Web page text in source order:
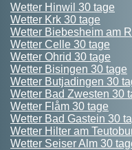
Wetter Hinwil 30 tage
Wetter Krk 30 tage
Wetter Biebesheim am
Wetter Celle 30 tage
Wetter Ohrid 30 tage
Wetter Bisingen 30 tage
Wetter Butjadingen 30
Wetter Bad Zwesten 30
Wetter Flåm 30 tage
Wetter Bad Gastein 30
Wetter Hilter am
Wetter Seiser Alm 30